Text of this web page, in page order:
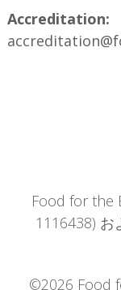
Accreditation:
Food for the
1116438)
©2026 Food